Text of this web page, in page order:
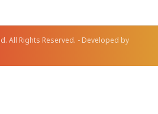
All Rights Reserved. - Developed by